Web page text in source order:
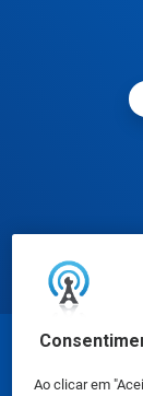
Ao clicar em